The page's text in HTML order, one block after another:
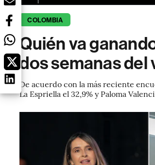
COLOMBIA
Quién va
dos semanas del
De acuerdo con la más reciente
La Espriella el 32,9% y Paloma